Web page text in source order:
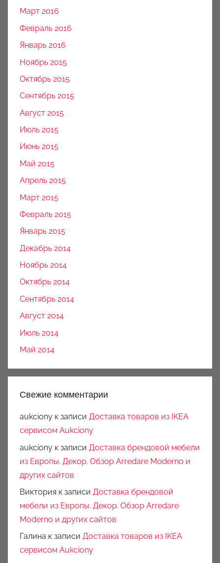
Март 2016
Февраль 2016
Январь 2016
Ноябрь 2015
Октябрь 2015
Сентябрь 2015
Август 2015
Июль 2015
Июнь 2015
Май 2015
Апрель 2015
Март 2015
Февраль 2015
Январь 2015
Декабрь 2014
Ноябрь 2014
Октябрь 2014
Сентябрь 2014
Август 2014
Июль 2014
Май 2014
Свежие комментарии
aukciony к записи Доставка товаров из IKEA
сервисом Aukciony
aukciony к записи Доставка брендовой мебели
из Европы. Декор. Обзор Arredare Moderno и
других сайтов
Виктория к записи Доставка брендовой
мебели из Европы. Декор. Обзор Arredare
Moderno и других сайтов
Галина к записи Доставка товаров из IKEA
сервисом Aukciony